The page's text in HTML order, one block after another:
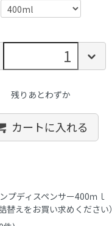
残りあとわずか
カートに入れる
プディスペンサー400ｍｌ
えをお買い求めください）